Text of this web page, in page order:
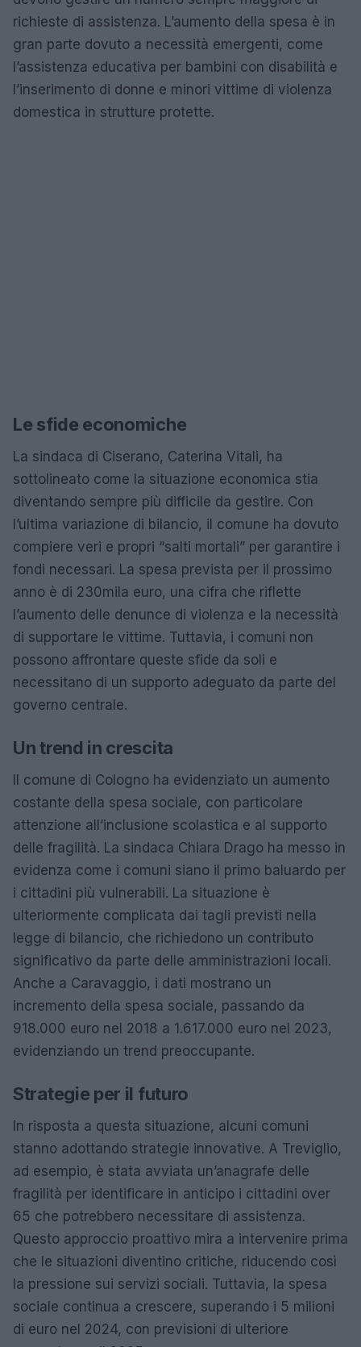
richieste di assistenza. L’aumento della spesa è in
gran parte dovuto a necessità emergenti, come
l’assistenza educativa per bambini con disabilità e
l’inserimento di donne e minori vittime di violenza
domestica in strutture protette.
Le sfide economiche
La sindaca di Ciserano, Caterina Vitali, ha
sottolineato come la situazione economica stia
diventando sempre più difficile da gestire. Con
l’ultima variazione di bilancio, il comune ha dovuto
compiere veri e propri “salti mortali” per garantire i
fondi necessari. La spesa prevista per il prossimo
anno è di 230mila euro, una cifra che riflette
l’aumento delle denunce di violenza e la necessità
di supportare le vittime. Tuttavia, i comuni non
possono affrontare queste sfide da soli e
necessitano di un supporto adeguato da parte del
governo centrale.
Un trend in crescita
Il comune di Cologno ha evidenziato un aumento
costante della spesa sociale, con particolare
attenzione all’inclusione scolastica e al supporto
delle fragilità. La sindaca Chiara Drago ha messo in
evidenza come i comuni siano il primo baluardo per
i cittadini più vulnerabili. La situazione è
ulteriormente complicata dai tagli previsti nella
legge di bilancio, che richiedono un contributo
significativo da parte delle amministrazioni locali.
Anche a Caravaggio, i dati mostrano un
incremento della spesa sociale, passando da
918.000 euro nel 2018 a 1.617.000 euro nel 2023,
evidenziando un trend preoccupante.
Strategie per il futuro
In risposta a questa situazione, alcuni comuni
stanno adottando strategie innovative. A Treviglio,
ad esempio, è stata avviata un’anagrafe delle
fragilità per identificare in anticipo i cittadini over
65 che potrebbero necessitare di assistenza.
Questo approccio proattivo mira a intervenire prima
che le situazioni diventino critiche, riducendo così
la pressione sui servizi sociali. Tuttavia, la spesa
sociale continua a crescere, superando i 5 milioni
di euro nel 2024, con previsioni di ulteriore